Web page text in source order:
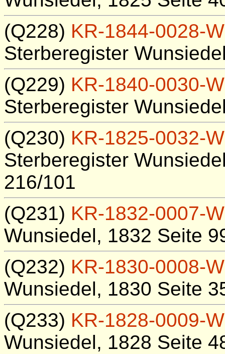
(Q228) KR-1844-0028-
Sterberegister
(Q229) KR-1840-0030-
Sterberegister
(Q230) KR-1825-0032-
Sterberegister
216/101
(Q231) KR-1832-0007-
Wunsiedel, 1832 Seite
(Q232) KR-1830-0008-
Wunsiedel, 1830 Seite
(Q233) KR-1828-0009-
Wunsiedel, 1828 Seite